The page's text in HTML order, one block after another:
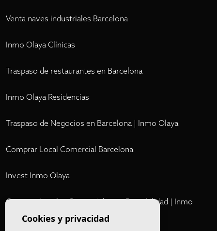
Venta naves industriales Barcelona
Inmo Olaya Clínicas
Traspaso de restaurantes en Barcelona
Inmo Olaya Residencias
Traspaso de Negocios en Barcelona | Inmo Olaya
Comprar Local Comercial Barcelona
Invest Inmo Olaya
Comprar Locales Comerciales en Rentabilidad | Inmo
Cookies y privacidad